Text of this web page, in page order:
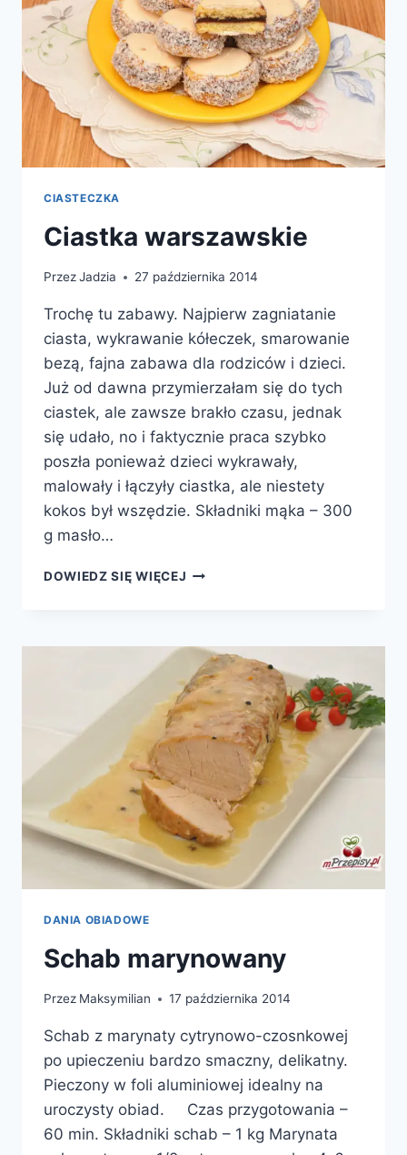
CIASTECZKA
Ciastka warszawskie
PrzezJadzia 27 października 2014
Trochę tu zabawy. Najpierw zagniatanie
ciasta, wykrawanie kółeczek, smarowanie
bezą, fajna zabawa dla rodziców i dzieci.
Już od dawna przymierzałam się do tych
ciastek, ale zawsze brakło czasu, jednak
się udało, no i faktycznie praca szybko
poszła ponieważ dzieci wykrawały,
malowały i łączyły ciastka, ale niestety
kokos był wszędzie. Składniki mąka – 300
g masło…
DOWIEDZ SIĘ WIĘCEJ CIASTKA
DANIA OBIADOWE
Schab marynowany
Przez Maksymilian 17 października 2014
Schab z marynaty cytrynowo-czosnkowej
po upieczeniu bardzo smaczny, delikatny.
Pieczony w foli aluminiowej idealny na
uroczysty obiad. Czas przygotowania –
60 min. Składniki schab – 1 kg Marynata